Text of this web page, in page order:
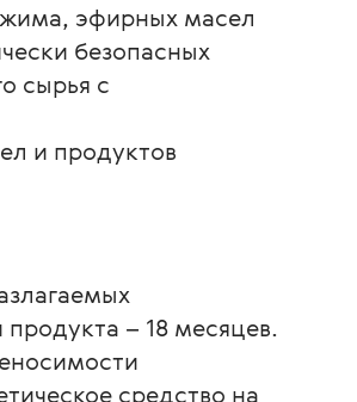
эфирных масел
безопасных
сырья с
и продуктов
– 18 месяцев.
средство на